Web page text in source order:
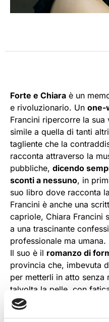
Forte e Chiara è un
e rivoluzionario. Un one-
Francini ripercorre la
simile a quella di tanti
tagliente che la
racconta attraverso la
pubbliche, dicendo
sconti a nessuno, in
suo libro dove racconta
Francini è anche una
capriole, Chiara Francini
a una trascinante
professionale ma umana.
Il suo è il romanzo di
provincia che, imbevuta
per metterli in atto senza
talvolta la pelle, con
nella seconda parte, una
profonda, talvolta grave,